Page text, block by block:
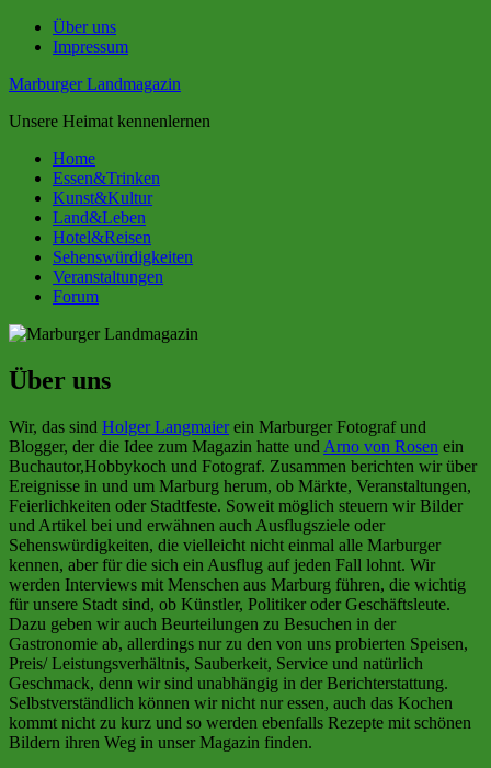
Zum
Inhalt
Über uns
Impressum
Marburger Landmagazin
Unsere Heimat kennenlernen
Home
Essen&Trinken
Kunst&Kultur
Land&Leben
Hotel&Reisen
Sehenswürdigkeiten
Veranstaltungen
Forum
Über uns
Wir, das sind Holger Langmaierein Marburger Fotograf und
Blogger, der die Idee zum Magazin hatte und Arno von Rosen ein
Buchautor,Hobbykoch und Fotograf. Zusammen berichten wir über
Ereignisse in und um Marburg herum, ob Märkte, Veranstaltungen,
Feierlichkeiten oder Stadtfeste. Soweit möglich steuern wir Bilder
und Artikel bei und erwähnen auch Ausflugsziele oder
Sehenswürdigkeiten, die vielleicht nicht einmal alle Marburger
kennen, aber für die sich ein Ausflug auf jeden Fall lohnt. Wir
werden Interviews mit Menschen aus Marburg führen, die wichtig
für unsere Stadt sind, ob Künstler, Politiker oder Geschäftsleute.
Dazu geben wir auch Beurteilungen zu Besuchen in der
Gastronomie ab, allerdings nur zu den von uns probierten Speisen,
Preis/ Leistungsverhältnis, Sauberkeit, Service und natürlich
Geschmack, denn wir sind unabhängig in der Berichterstattung.
Selbstverständlich können wir nicht nur essen, auch das Kochen
kommt nicht zu kurz und so werden ebenfalls Rezepte mit schönen
Bildern ihren Weg in unser Magazin finden.